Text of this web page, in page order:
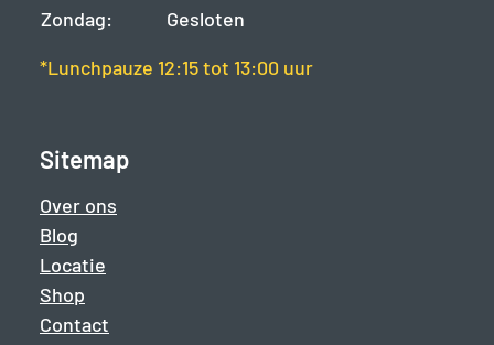
Zondag:
Gesloten
*Lunchpauze 12:15 tot 13:00 uur
Sitemap
Over ons
Blog
Locatie
Shop
Contact